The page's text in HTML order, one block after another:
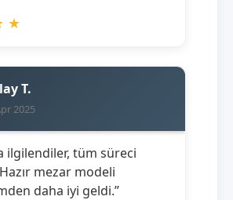
★
T.
2025
ilgilendiler, tüm süreci
mezar modeli
daha iyi geldi.”